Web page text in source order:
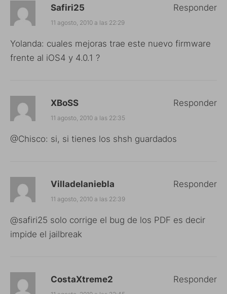
Safiri25
11 agosto, 2010 a las 22:29
Yolanda: cuales mejoras trae este nuevo firmware
frente al iOS4 y 4.0.1 ?
Responder
XBoSS
11 agosto, 2010 a las 22:35
@Chisco: si, si tienes los shsh guardados
Responder
Villadelaniebla
11 agosto, 2010 a las 22:39
@safiri25 solo corrige el bug de los PDF es decir
impide el jailbreak
Responder
CostaXtreme2 Responder